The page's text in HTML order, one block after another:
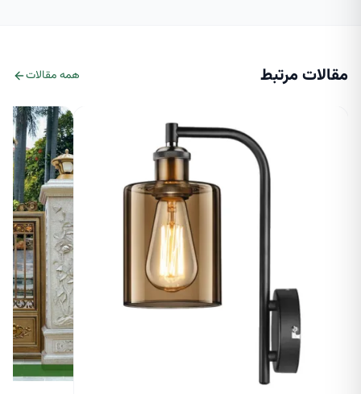
مقالات مرتبط همه مقالات